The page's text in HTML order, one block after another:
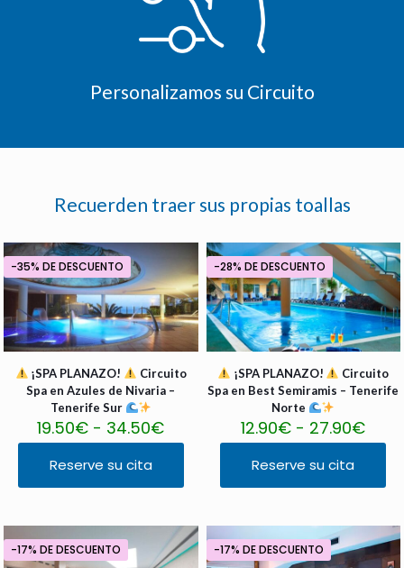
Personalizamos su Circuito
Recuerden traer sus propias toallas
-35% DE DESCUENTO
¡SPA PLANAZO!
Circuito
Spa en Azules de Nivaria –
Tenerife Sur
19.50€ - 34.50€R
a
o
e
p
Reserve su cita
s
e
p
r
-28% DE DESCUENTO
¡SPA PLANAZO!
Circuito
Spa en Best Semiramis – Tenerife
Norte
12.90€ - 27.90€R
a
o
e
p
Reserve su cita
s
e
p
r
-17% DE DESCUENTO -17% DE DESCUENTO